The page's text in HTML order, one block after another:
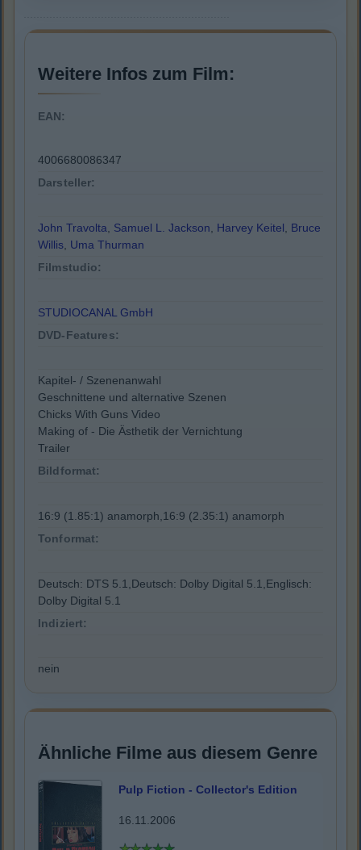
Weitere Infos zum Film:
EAN:
4006680086347
Darsteller:
John Travolta, Samuel L. Jackson, Harvey Keitel, Bruce
Willis, Uma Thurman
Filmstudio:
STUDIOCANAL GmbH
DVD-Features:
Kapitel- / Szenenanwahl
Geschnittene und alternative Szenen
Chicks With Guns Video
Making of - Die Ästhetik der Vernichtung
Trailer
Bildformat:
16:9 (1.85:1) anamorph,16:9 (2.35:1) anamorph
Tonformat:
Deutsch: DTS 5.1,Deutsch: Dolby Digital 5.1,Englisch:
Dolby Digital 5.1
Indiziert:
nein
Ähnliche Filme aus diesem Genre
Pulp Fiction - Collector's Edition
16.11.2006